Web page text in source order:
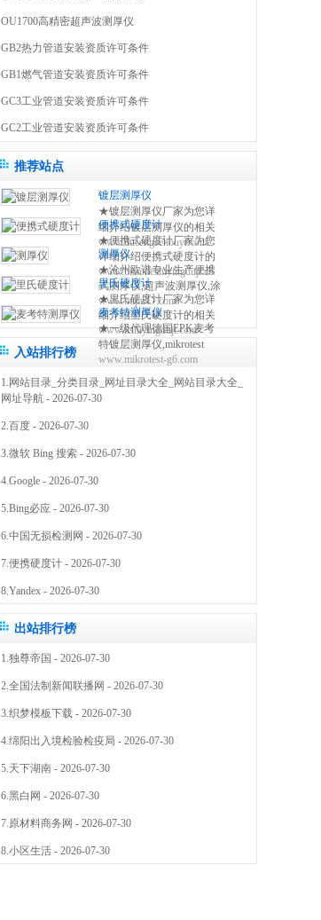
OU1700高精密超声波测厚仪
GB2热力管道安装资质许可条件
GB1燃气管道安装资质许可条件
GC3工业管道安装资质许可条件
GC2工业管道安装资质许可条件
推荐站点
镀层测厚仪
★镀层测厚仪厂家为您详
细介绍镀层测厚仪的相关
知识,包括镀层测厚仪原理,
使用方法,使用注意事项,维
修保养等,使您更好的了解
和使用镀层测试仪 0317-
3038768
www.ducengcehouyi.com
便携式硬度计
★便携式硬度计厂家为您
详细介绍便携式硬度计的
相关知识,包括便携式硬度
计原理,使用方法,使用注意
事项,维修保养等,使您更好
的了解和使用便携式硬度
仪方法 0317-3038768
www.bianxieshiyingduji.com
测厚仪
★沧州欧谱专业生产便携
式测厚仪,超声波测厚仪,涂
镀层测厚仪,里氏硬度计,超
声波探伤仪,测厚仪价格,粗
糙度仪,电火花检测仪,附着
力测试仪,免费保修三年
0317-3038768
www.oupu17.com
里氏硬度计
★里氏硬度计厂家为您详
细介绍里氏硬度计的相关
知识,包括里氏硬度计原理,
使用方法,使用注意事项,维
修保养等,使您更好的了解
和使用里氏硬度测量仪
0317-3038768
www.lishiyingduji.com
麦考特测厚仪
★一级代理德国EPK麦考
特镀层测厚仪,mikrotest
g6,f6等多种型号的测厚
仪,NIFE50电镀镍测厚仪,
机械式锌层测厚仪,指针型
www.mikrotest-g6.com
入站排行榜
1. 网站目录_分类目录_网址目录大全_网站目录大全_
网址导航 - 2026-07-30
2.百度 - 2026-07-30
3.微软 Bing 搜索 - 2026-07-30
4.Google - 2026-07-30
5.Bing必应 - 2026-07-30
6.中国无损检测网 - 2026-07-30
7.便携硬度计 - 2026-07-30
8.Yandex - 2026-07-30
出站排行榜
1.独尊帝国 - 2026-07-30
2.全国法制新闻联播网 - 2026-07-30
3.织梦模板下载 - 2026-07-30
4.绵阳出入境检验检疫局 - 2026-07-30
5.天下湖南 - 2026-07-30
6.黑白网 - 2026-07-30
7.原材料商务网 - 2026-07-30
8.小区生活 - 2026-07-30